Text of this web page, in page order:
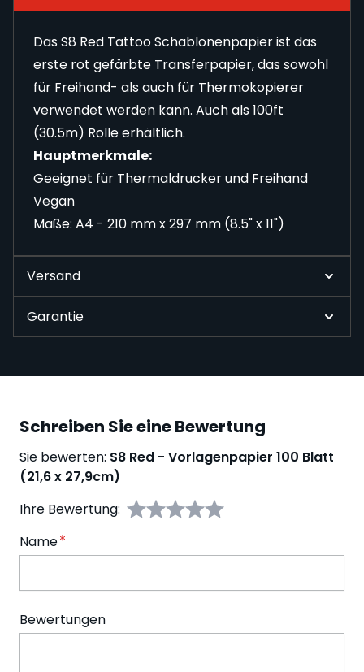
Das S8 Red Tattoo Schablonenpapier ist das
erste rot gefärbte Transferpapier, das sowohl
für Freihand- als auch für Thermokopierer
verwendet werden kann. Auch als100ft
(30.5m) Rolle erhältlich.
Hauptmerkmale:
Geeignet für Thermaldrucker und Freihand
Vegan
Maße: A4 - 210 mm x 297 mm (8.5" x 11")
Versand
Garantie
Schreiben Sie eine Bewertung
Sie bewerten: S8 Red - Vorlagenpapier 100 Blatt
(21,6 x 27,9cm)
Ihre Bewertung:
Name
Bewertungen